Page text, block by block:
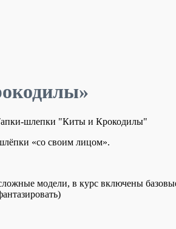
«со своим лицом».
сложные модели, в курс включены